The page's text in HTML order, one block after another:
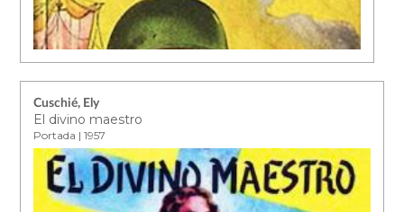
Cuschié, Ely
El divino maestro
Portada | 1957